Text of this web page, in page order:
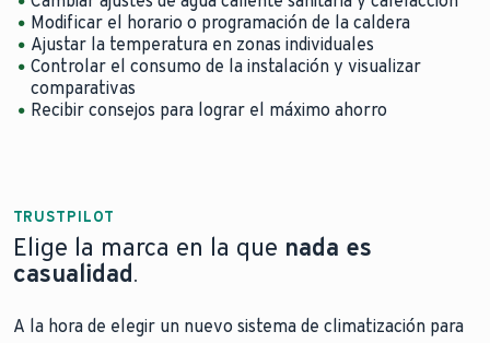
Modificar el horario o programación de la caldera
Ajustar la temperatura en zonas individuales
Controlar el consumo de la instalación y visualizar
comparativas
Recibir consejos para lograr el máximo ahorro
TRUSTPILOT
Elige la marca en la que nada es
casualidad.
A la hora de elegir un nuevo sistema de climatización para